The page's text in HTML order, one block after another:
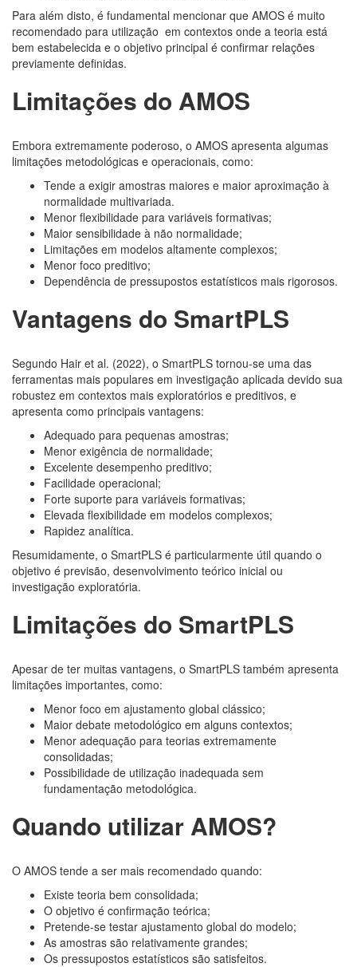
Para além disto, é fundamental mencionar que AMOS é muito
recomendado para utilização em contextos onde a teoria está
bem estabelecida e o objetivo principal é confirmar relações
previamente definidas.
Limitações do AMOS
Embora extremamente poderoso, o AMOS apresenta algumas
limitações metodológicas e operacionais, como:
Tende a exigir amostras maiores e maior aproximação à
normalidade multivariada.
Menor flexibilidade para variáveis formativas;
Maior sensibilidade à não normalidade;
Limitações em modelos altamente complexos;
Menor foco preditivo;
Dependência de pressupostos estatísticos mais rigorosos.
Vantagens do SmartPLS
Segundo Hair et al. (2022), o SmartPLS tornou-se uma das
ferramentas mais populares em investigação aplicada devido sua
robustez em contextos mais exploratórios e preditivos, e
apresenta como principais vantagens:
Adequado para pequenas amostras;
Menor exigência de normalidade;
Excelente desempenho preditivo;
Facilidade operacional;
Forte suporte para variáveis formativas;
Elevada flexibilidade em modelos complexos;
Rapidez analítica.
Resumidamente, o SmartPLS é particularmente útil quando o
objetivo é previsão, desenvolvimento teórico inicial ou
investigação exploratória.
Limitações do SmartPLS
Apesar de ter muitas vantagens, o SmartPLS também apresenta
limitações importantes, como:
Menor foco em ajustamento global clássico;
Maior debate metodológico em alguns contextos;
Menor adequação para teorias extremamente
consolidadas;
Possibilidade de utilização inadequada sem
fundamentação metodológica.
Quando utilizar AMOS?
O AMOS tende a ser mais recomendado quando:
Existe teoria bem consolidada;
O objetivo é confirmação teórica;
Pretende-se testar ajustamento global do modelo;
As amostras são relativamente grandes;
Os pressupostos estatísticos são satisfeitos.